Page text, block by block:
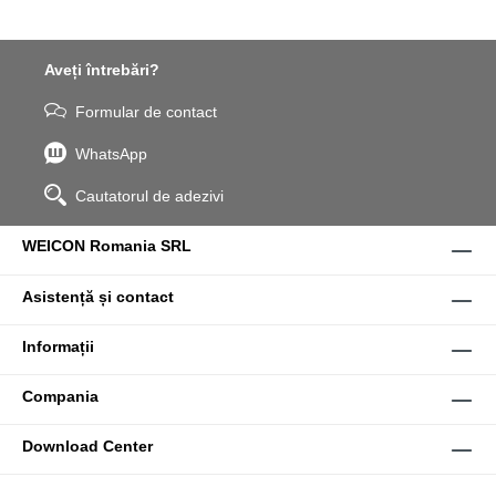
Aveți întrebări?
Formular de contact
WhatsApp
Cautatorul de adezivi
WEICON Romania SRL
Asistență și contact
Informații
Compania
Download Center